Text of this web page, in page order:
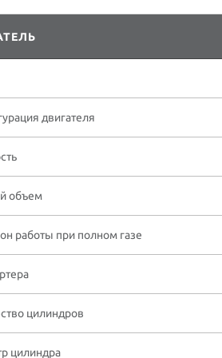
двигателя
объем
работы при полном газе
цилиндров
цилиндра